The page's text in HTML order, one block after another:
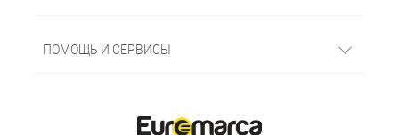
ПОМОЩЬ И СЕРВИСЫ